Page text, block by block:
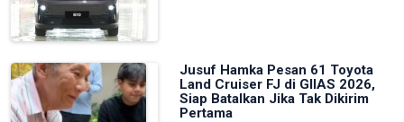
Jusuf Hamka Pesan 61 Toyota
Land Cruiser FJ di GIIAS 2026,
Siap Batalkan Jika Tak Dikirim
Pertama